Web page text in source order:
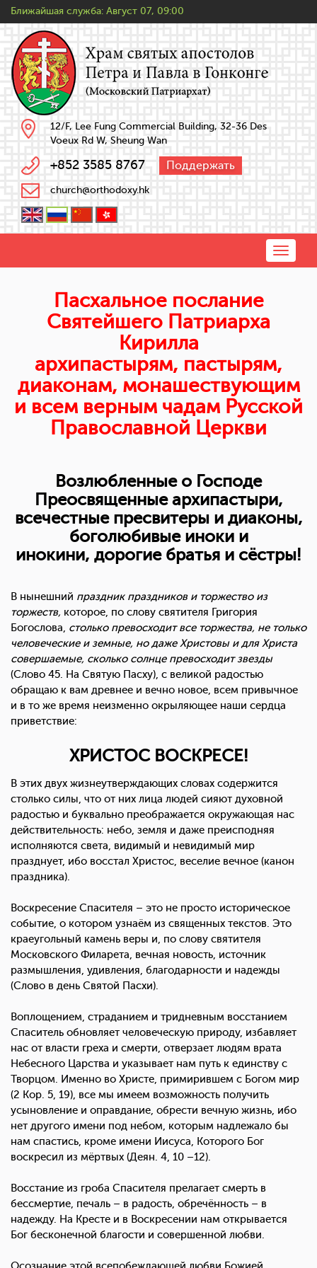
Ближайшая служба: Август 07, 09:00
12/F, Lee Fung Commercial Building, 32-36 Des
Voeux Rd W, Sheung Wan
+852 3585 8767 Поддержать
church@orthodoxy.hk
Toggle
Пасхальное послание
Святейшего Патриарха
Кирилла
архипастырям, пастырям,
диаконам, монашествующим
и всем верным чадам Русской
Православной Церкви
Возлюбленные о Господе
Преосвященные архипастыри,
всечестные пресвитеры и диаконы,
боголюбивые иноки и
инокини, дорогие братья и сёстры!
В нынешний праздник праздников и торжество из
торжеств, которое, по слову святителя Григория
Богослова, столько превосходит все торжества, не только
человеческие и земные, но даже Христовы и для Христа
совершаемые, сколько солнце превосходит звезды
(Слово 45. На Святую Пасху), с великой радостью
обращаю к вам древнее и вечно новое, всем привычное
и в то же время неизменно окрыляющее наши сердца
приветствие:
ХРИСТОС ВОСКРЕСЕ!
В этих двух жизнеутверждающих словах содержится
столько силы, что от них лица людей сияют духовной
радостью и буквально преображается окружающая нас
действительность: небо, земля и даже преисподняя
исполняются света, видимый и невидимый мир
празднует, ибо восстал Христос, веселие вечное (канон
праздника).
Воскресение Спасителя – это не просто историческое
событие, о котором узнаём из священных текстов. Это
краеугольный камень веры и, по слову святителя
Московского Филарета, вечная новость, источник
размышления, удивления, благодарности и надежды
(Слово в день Святой Пасхи).
Воплощением, страданием и тридневным восстанием
Спаситель обновляет человеческую природу, избавляет
нас от власти греха и смерти, отверзает людям врата
Небесного Царства и указывает нам путь к единству с
Творцом. Именно во Христе, примирившем с Богом мир
(2 Кор. 5, 19), все мы имеем возможность получить
усыновление и оправдание, обрести вечную жизнь, ибо
нет другого имени под небом, которым надлежало бы
нам спастись, кроме имени Иисуса, Которого Бог
воскресил из мёртвых (Деян. 4, 10 –12).
Восстание из гроба Спасителя прелагает смерть в
бессмертие, печаль – в радость, обречённость – в
надежду. На Кресте и в Воскресении нам открывается
Бог бесконечной благости и совершенной любви.